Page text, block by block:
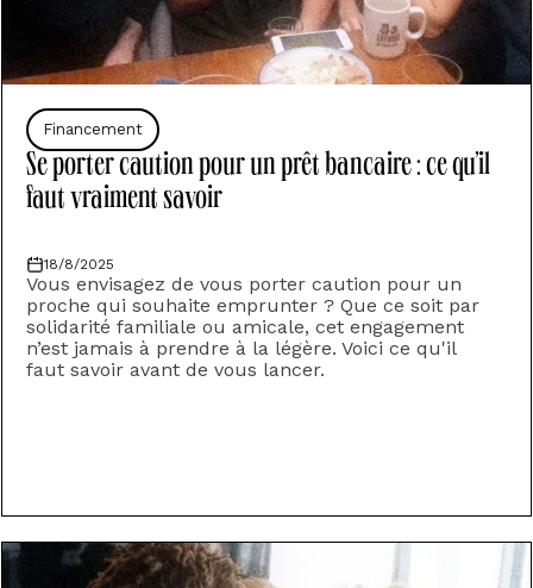
Financement
Se porter caution pour un prêt bancaire : ce qu’il
faut vraiment savoir
18/8/2025
Vous envisagez de vous porter caution pour un
proche qui souhaite emprunter ? Que ce soit par
solidarité familiale ou amicale, cet engagement
n’est jamais à prendre à la légère. Voici ce qu'il
faut savoir avant de vous lancer.